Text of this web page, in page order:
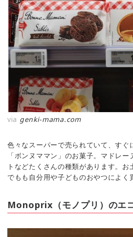
via genki-mama.com
色々なスーパーで売られていて、すぐ
「ボンヌママン」のお菓子。マドレ
トなどたくさんの種類があります。
でもも自分用や子どものおやつによく
Monoprix（モノプリ）のエ